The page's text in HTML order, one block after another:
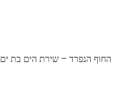
החוף הנפרד – שירת הים בת ים